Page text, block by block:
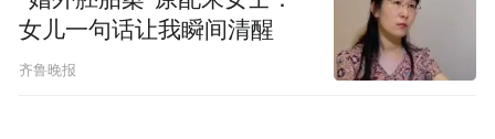
上办为主，自助办为辅，V-Tax办兜底”的“非
接触式”税费服务体系，通过积极推广电子税
务局、“粤税通”微信小程序、自助办税终
女儿一句话让我瞬间清醒
齐鲁晚报